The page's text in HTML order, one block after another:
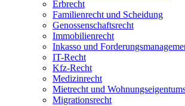
Erbrecht
Familienrecht und Scheidung
Genossenschaftsrecht
Immobilienrecht
Inkasso und
IT-Recht
Kfz-Recht
Medizinrecht
Mietrecht und
Migrationsrecht